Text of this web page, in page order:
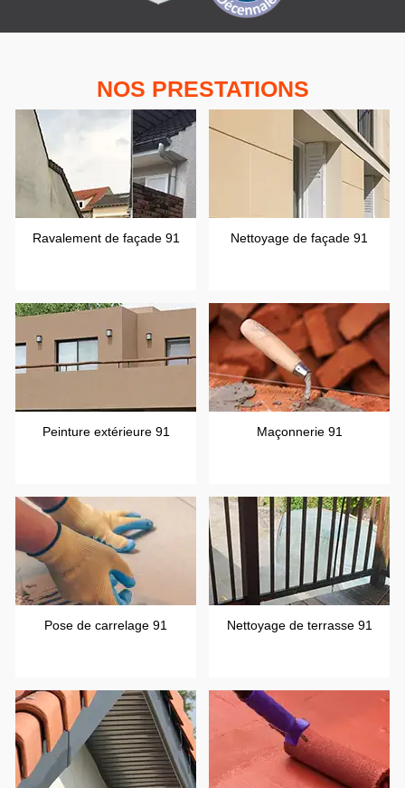
NOS PRESTATIONS
Ravalement de façade 91 Nettoyage de façade 91
Peinture extérieure 91 Maçonnerie 91
Pose de carrelage 91 Nettoyage de terrasse 91